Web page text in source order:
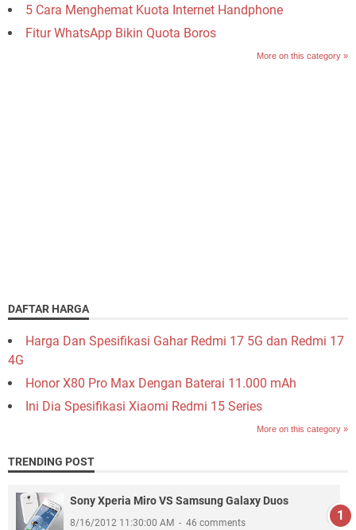
5 Cara Menghemat Kuota Internet Handphone
Fitur WhatsApp Bikin Quota Boros
More on this category »
DAFTAR HARGA
Harga Dan Spesifikasi Gahar Redmi 17 5G dan Redmi 17
4G
Honor X80 Pro Max Dengan Baterai 11.000 mAh
Ini Dia Spesifikasi Xiaomi Redmi 15 Series
More on this category »
TRENDING POST
Sony Xperia Miro VS Samsung Galaxy Duos
8/16/2012 11:30:00 AM 46 comments